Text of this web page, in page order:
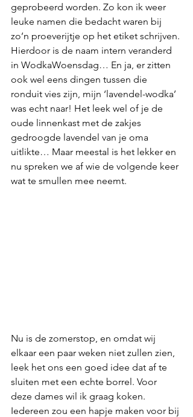
geprobeerd worden. Zo kon ik weer
leuke namen die bedacht waren bij
zo’n proeverijtje op het etiket schrijven.
Hierdoor is de naam intern veranderd
in WodkaWoensdag… En ja, er zitten
ook wel eens dingen tussen die
ronduit vies zijn, mijn ‘lavendel-wodka’
was echt naar! Het leek wel of je de
oude linnenkast met de zakjes
gedroogde lavendel van je oma
uitlikte… Maar meestal is het lekker en
nu spreken we af wie de volgende keer
wat te smullen mee neemt.
Nu is de zomerstop, en omdat wij
elkaar een paar weken niet zullen zien,
leek het ons een goed idee dat af te
sluiten met een echte borrel. Voor
deze dames wil ik graag koken.
Iedereen zou een hapje maken voor bij